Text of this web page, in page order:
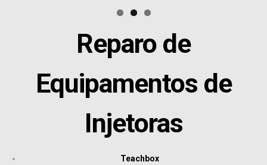
Reparo de
Equipamentos de
Injetoras
Teachbox